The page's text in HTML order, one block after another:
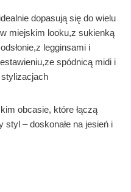
dopasują się do wielu
miejskim looku,z sukienką
legginsami i
spódnicą midi i
obcasie, które łączą
styl – doskonałe na jesień i